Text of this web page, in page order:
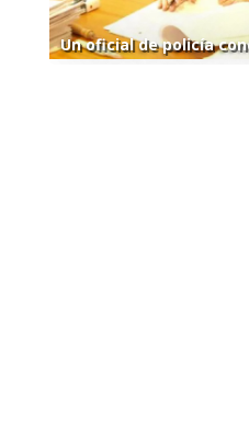
Un oficial de policía